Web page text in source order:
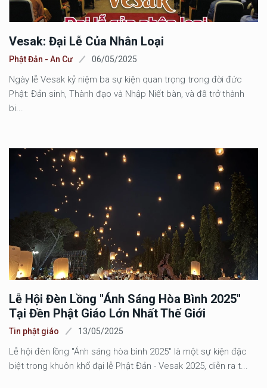
Vesak: Đại Lễ Của Nhân Loại
Phật Đản - An Cư 06/05/2025
Ngày lễ Vesak kỷ niệm ba sự kiện quan trọng trong đời đức
Phật: Đản sinh, Thành đạo và Nhập Niết bàn, và đã trở thành
bi...
Lễ Hội Đèn Lồng "Ánh Sáng Hòa Bình 2025"
Tại Đền Phật Giáo Lớn Nhất Thế Giới
Tin phật giáo 13/05/2025
Lễ hội đèn lồng "Ánh sáng hòa bình 2025" là một sự kiện đặc
biệt trong khuôn khổ đại lễ Phật Đản - Vesak 2025, diễn ra t...